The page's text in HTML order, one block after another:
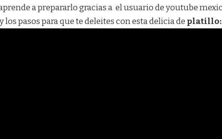
a prepararlo gracias a el usuario de youtube
los pasos para que te deleites con esta delicia de platillo: